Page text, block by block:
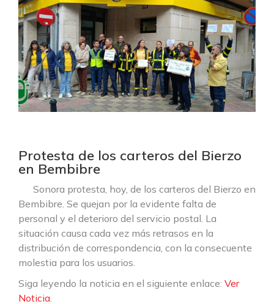
Protesta de los carteros del Bierzo
en Bembibre
Sonora protesta, hoy, de los carteros del Bierzo en
Bembibre. Se quejan por la evidente falta de
personal y el deterioro del servicio postal. La
situación causa cada vez más retrasos en la
distribución de correspondencia, con la consecuente
molestia para los usuarios.
Siga leyendo la noticia en el siguiente enlace: Ver
Noticia.